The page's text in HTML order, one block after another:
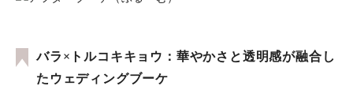
バラ×トルコキキョウ：華やかさと透明感が融合し
たウェディングブーケ